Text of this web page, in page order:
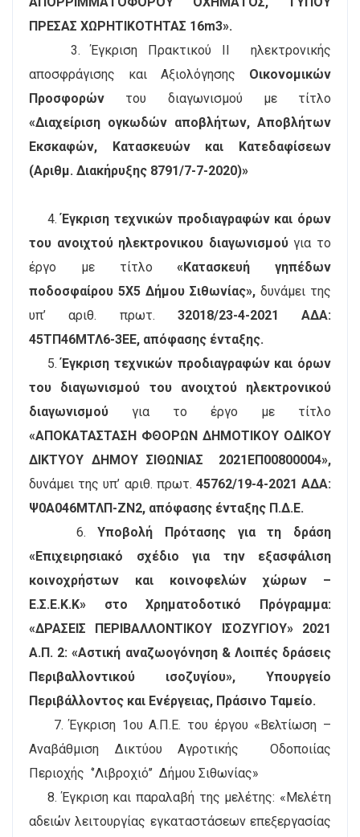
ΠΡΕΣΑΣ ΧΩΡΗΤΙΚΟΤΗΤΑΣ 16m3».
3. Έγκριση Πρακτικού ΙΙ ηλεκτρονικής
αποσφράγισης και Αξιολόγησης Οικονομικών
Προσφορών του διαγωνισμού με τίτλο
«Διαχείριση ογκωδών αποβλήτων, Αποβλήτων
Εκσκαφών, Κατασκευών και Κατεδαφίσεων
(Αριθμ. Διακήρυξης 8791/7-7-2020)»
4.Έγκριση τεχνικών προδιαγραφών και όρων
του ανοιχτού ηλεκτρονικου διαγωνισμού για το
έργο με τίτλο «Κατασκευή γηπέδων
ποδοσφαίρου 5Χ5 Δήμου Σιθωνίας», δυνάμει της
υπ’ αριθ. πρωτ. 32018/23-4-2021 ΑΔΑ:
45ΤΠ46ΜΤΛ6-3ΕΕ, απόφασης ένταξης.
5.Έγκριση τεχνικών προδιαγραφών και όρων
του διαγωνισμού του ανοιχτού ηλεκτρονικού
διαγωνισμού για το έργο με τίτλο
«ΑΠΟΚΑΤΑΣΤΑΣΗ ΦΘΟΡΩΝ ΔΗΜΟΤΙΚΟΥ ΟΔΙΚΟΥ
ΔΙΚΤΥΟΥ ΔΗΜΟΥ ΣΙΘΩΝΙΑΣ 2021ΕΠ00800004»,
δυνάμει της υπ’ αριθ. πρωτ. 45762/19-4-2021 ΑΔΑ:
Ψ0Α046ΜΤΛΠ-ΖΝ2, απόφασης ένταξης Π.Δ.Ε.
6.Υποβολή Πρότασης για τη δράση
«Επιχειρησιακό σχέδιο για την εξασφάλιση
κοινοχρήστων και κοινοφελών χώρων –
Ε.Σ.Ε.Κ.Κ» στο Χρηματοδοτικό Πρόγραμμα:
«ΔΡΑΣΕΙΣ ΠΕΡΙΒΑΛΛΟΝΤΙΚΟΥ ΙΣΟΖΥΓΙΟΥ» 2021
Α.Π. 2: «Αστική αναζωογόνηση & Λοιπές δράσεις
Περιβαλλοντικού ισοζυγίου», Υπουργείο
Περιβάλλοντος και Ενέργειας, Πράσινο Ταμείο.
7. Έγκριση 1ου Α.Π.Ε. του έργου «Βελτίωση –
Αναβάθμιση Δικτύου Αγροτικής Οδοποιίας
Περιοχής ‘’Λιβροχιό’’ Δήμου Σιθωνίας»
8. Έγκριση και παραλαβή της μελέτης: «Μελέτη
αδειών λειτουργίας εγκαταστάσεων επεξεργασίας